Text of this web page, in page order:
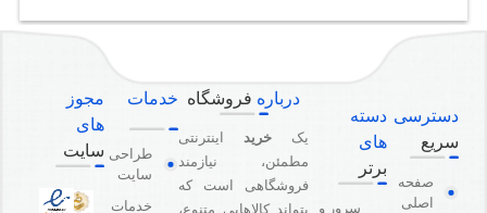
دسترسی
سریع
صفحه
اصلی
دسته
های
برتر
سرور و
درباره فروشگاه
یک خریداینترنتی
مطمئن، نیازمند
فروشگاهی است که
بتواند کالاهایی متنوع،
خدمات
طراحی
سایت
خدمات
مجوز
های
سایت